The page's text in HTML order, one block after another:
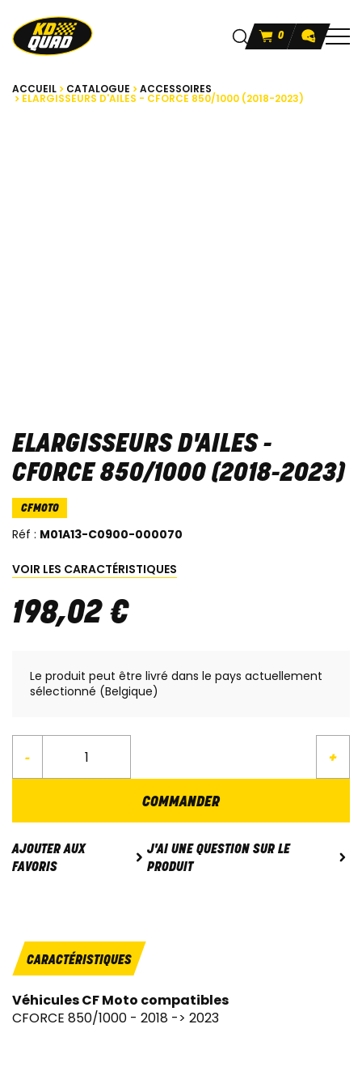
0
ACCUEIL CATALOGUE ACCESSOIRES
ELARGISSEURS D'AILES - CFORCE 850/1000 (2018-2023)
ELARGISSEURS D'AILES -
CFORCE 850/1000 (2018-2023)
CFMOTO
Réf : M01A13-C0900-000070
VOIR LES CARACTÉRISTIQUES
198,02 €
Le produit peut être livré dans le pays actuellement
sélectionné (Belgique)
- +
COMMANDER
AJOUTER AUX
FAVORIS
J'AI UNE QUESTION SUR LE
PRODUIT
CARACTÉRISTIQUES
Véhicules CF Moto compatibles
CFORCE 850/1000 - 2018 -> 2023